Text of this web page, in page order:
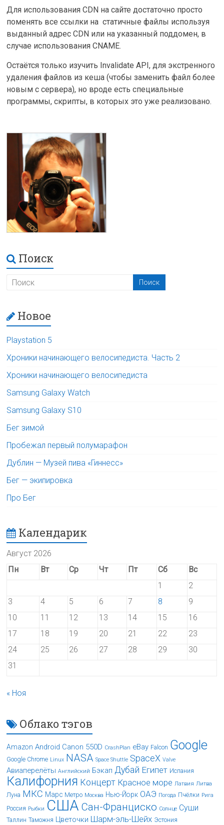
Для использования CDN на сайте достаточно просто
поменять все ссылки на статичные файлы используя
выданный адрес CDN или на указанный поддомен, в
случае использования CNAME.
Остаётся только изучить Invalidate API, для экстренного
удаления файлов из кеша (чтобы заменить файл более
новым с сервера), но вроде есть специальные
программы, скрипты, в которых это уже реализовано.
Поиск
Новое
Playstation 5
Хроники начинающего велосипедиста. Часть 2
Хроники начинающего велосипедиста
Samsung Galaxy Watch
Samsung Galaxy S10
Бег зимой
Пробежал первый полумарафон
Дублин — Музей пива «Гиннесс»
Бег — экипировка
Про Бег
Календарик
Август 2026
Пн
Вт Ср Чт Пт Сб
Вс
1
2
3
4 5 6 7 8
9
10
11 12 13 14 15
16
17
18 19 20 21 22
23
24
25 26 27 28 29
30
31
« Ноя
Облако тэгов
Amazon Android Canon 550D CrashPlan eBay Falcon Google
Google Chrome Linux NASA Space Shuttle SpaceX Valve
Авиаперелёты Английский Бэкап Дубай Египет Испания
Калифорния Концерт Красное море Латвия Литва
Луна МКС Марс Метро Москва Нью-Йорк ОАЭ Погода Пчёлки Рига
Россия Рыбки США Сан-Франциско Солнце Суши
Таллин Таможня Цветочки Шарм-эль-Шейх Эстония